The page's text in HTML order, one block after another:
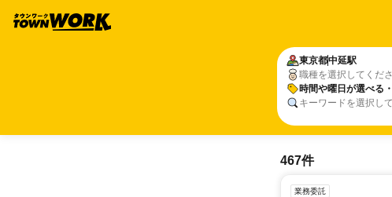
東京都中延駅
職種を選択してくだ
時間や曜日が選べる
キーワードを選択し
467件
業務委託